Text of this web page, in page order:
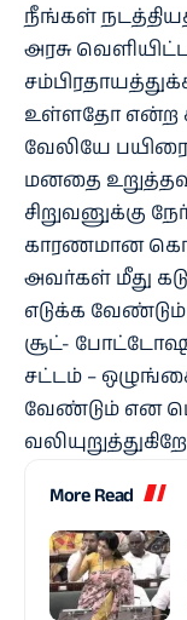
நீங்கள்
அரசு
உள்ளதோ என்ற
வேலியே
மனதை
சிறுவனுக்கு
காரணமான
அவர்கள் மீது
எடுக்க
சூட்-
சட்டம் –
வேண்டும் என
More Read